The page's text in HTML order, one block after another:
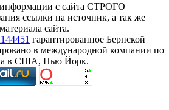
с сайта СТРОГО
ссылки на источник, а так же
сайта.
гарантированное Бернской
в международной компании по
в США, Нью Йорк.